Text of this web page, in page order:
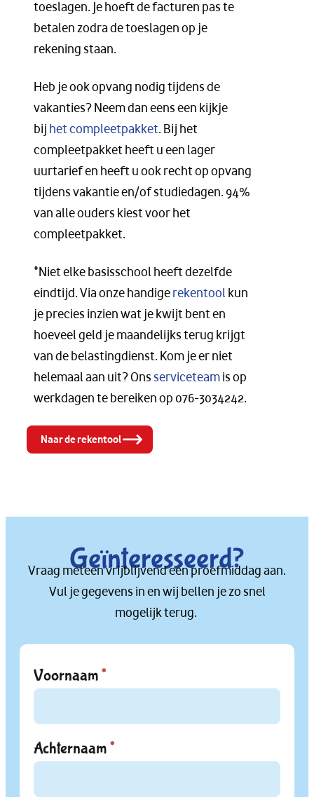
toeslagen. Je hoeft de facturen pas te
betalen zodra de toeslagen op je
rekening staan.
Heb je ook opvang nodig tijdens de
vakanties? Neem dan eens een kijkje
bij het compleetpakket. Bij het
compleetpakket heeft u een lager
uurtarief en heeft u ook recht op opvang
tijdens vakantie en/of studiedagen. 94%
van alle ouders kiest voor het
compleetpakket.
*Niet elke basisschool heeft dezelfde
eindtijd. Via onze handigerekentool kun
je precies inzien wat je kwijt bent en
hoeveel geld je maandelijks terug krijgt
van de belastingdienst. Kom je er niet
helemaal aan uit? Ons serviceteamis op
werkdagen te bereiken op 076-3034242.
Naar de rekentool
Geïnteresseerd?
Vraag meteen vrijblijvend een proefmiddag aan.
Vul je gegevens in en wij bellen je zo snel
mogelijk terug.
Contact
-
Footer
Voornaam*
Achternaam*